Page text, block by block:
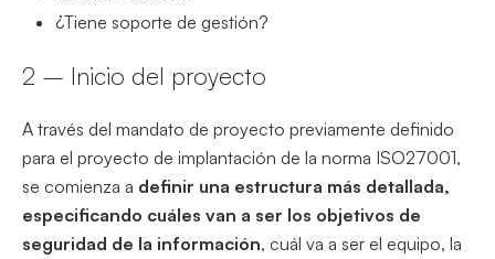
¿Tiene soporte de gestión?
2 – Inicio del proyecto
A través del mandato de proyecto previamente definido
para el proyecto de implantación de la norma ISO27001,
se comienza a definir una estructura más detallada,
especificando cuáles van a ser los objetivos de
seguridad de la información, cuál va a ser el equipo, la